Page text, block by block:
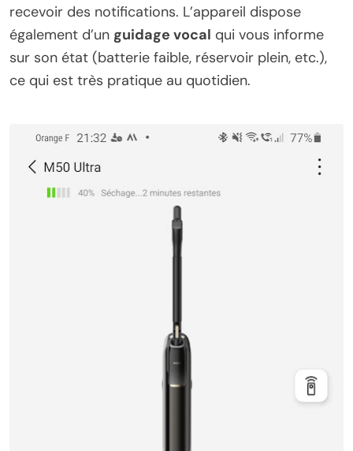
recevoir des notifications. L’appareil dispose
également d’un guidage vocal qui vous informe
sur son état (batterie faible, réservoir plein, etc.),
ce qui est très pratique au quotidien.